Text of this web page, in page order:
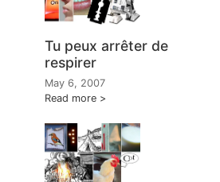
Tu peux arrêter de
respirer
May 6, 2007
Read more